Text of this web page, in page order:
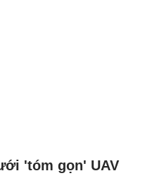
'tóm gọn' UAV